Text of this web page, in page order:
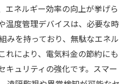
エネルギー効率の向上が挙げら
温度管理デバイスは、必要な時
みを持っており、無駄なエネル
れにより、電気料金の節約にも
キュリティの強化です。スマー